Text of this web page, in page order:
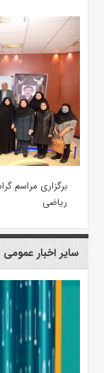
برگزاری مراسم
ریاضی
سایر اخبار عمومی